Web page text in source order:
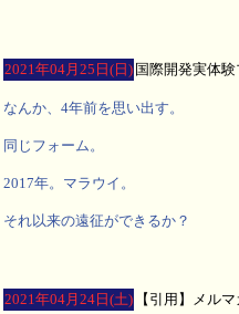
2021年04月25日(日) 国際開発実体
なんか、4年前を思い出す。
同じフォーム。
2017年。マラウイ。
それ以来の遠征ができるか？
2021年04月24日(土) 【引用】メル